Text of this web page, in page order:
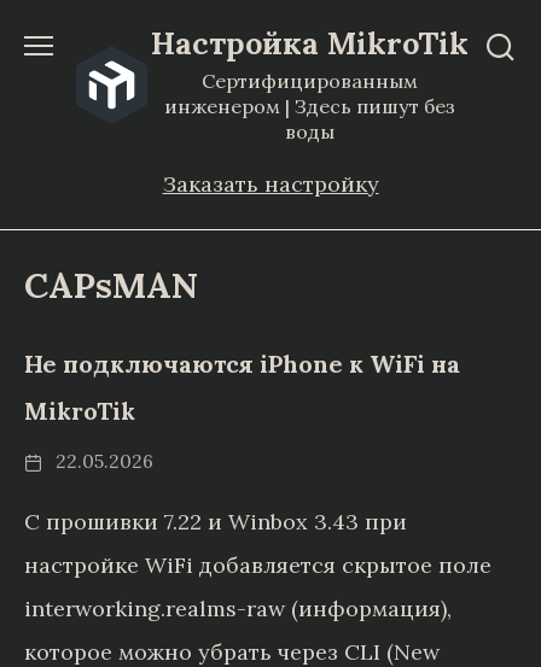
содержанию
Настройка MikroTik
Сертифицированным
инженером | Здесь пишут без
воды
Заказать настройку
CAPsMAN
Не подключаются iPhone к WiFi на
MikroTik
22.05.2026
С прошивки 7.22 и Winbox 3.43 при
настройке WiFi добавляется скрытое поле
interworking.realms-raw (информация),
которое можно убрать через CLI (New